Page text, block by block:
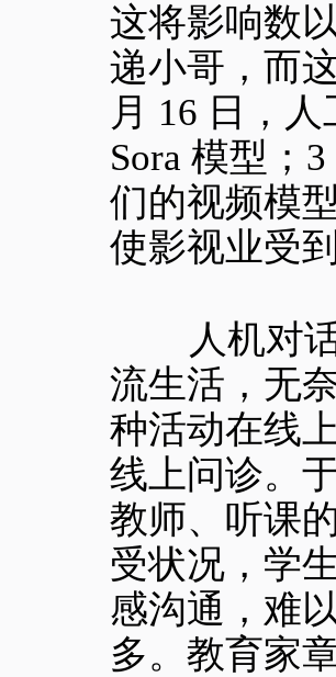
这将影响数
递小哥，而
月 16 日，
Sora 模型；
们的视频模
使影视业受
人机对话
流生活，无
种活动在线
线上问诊。
教师、听课
受状况，学
感沟通，难
多。教育家